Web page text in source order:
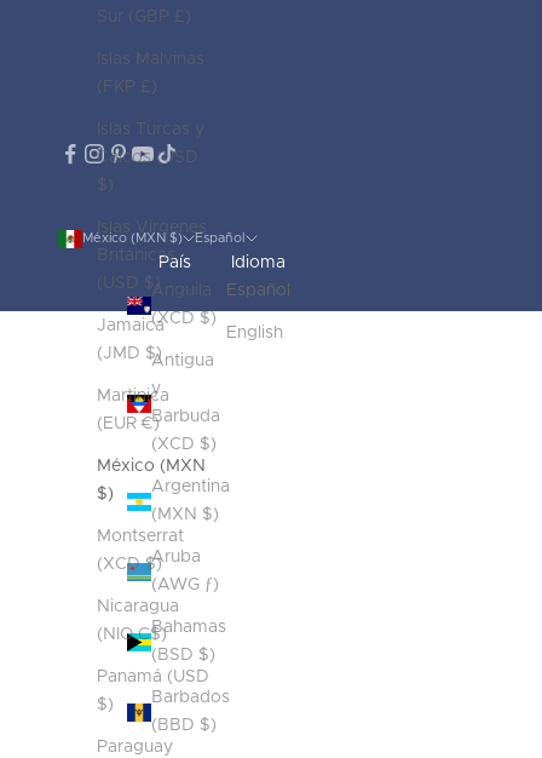
Sur (GBP £)
Islas Malvinas
(FKP £)
Islas Turcas y
Caicos (USD
$)
Islas Vírgenes
Británicas
(USD $)
Jamaica
(JMD $)
Martinica
(EUR €)
México (MXN
$)
Montserrat
(XCD $)
Nicaragua
(NIO C$)
Panamá (USD
$)
Paraguay
México (MXN $)
País
Anguila
(XCD $)
Antigua
y
Barbuda
(XCD $)
Argentina
(MXN $)
Aruba
(AWG ƒ)
Bahamas
(BSD $)
Barbados
(BBD $)
Español
Idioma
Español
English